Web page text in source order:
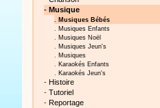
- Musique
. Musiques Bébés
. Musiques Enfants
. Musiques Noël
. Musiques Jeun's
. Musiques
. Karaokés Enfants
. Karaokés Jeun's
- Histoire
- Tutoriel
- Reportage